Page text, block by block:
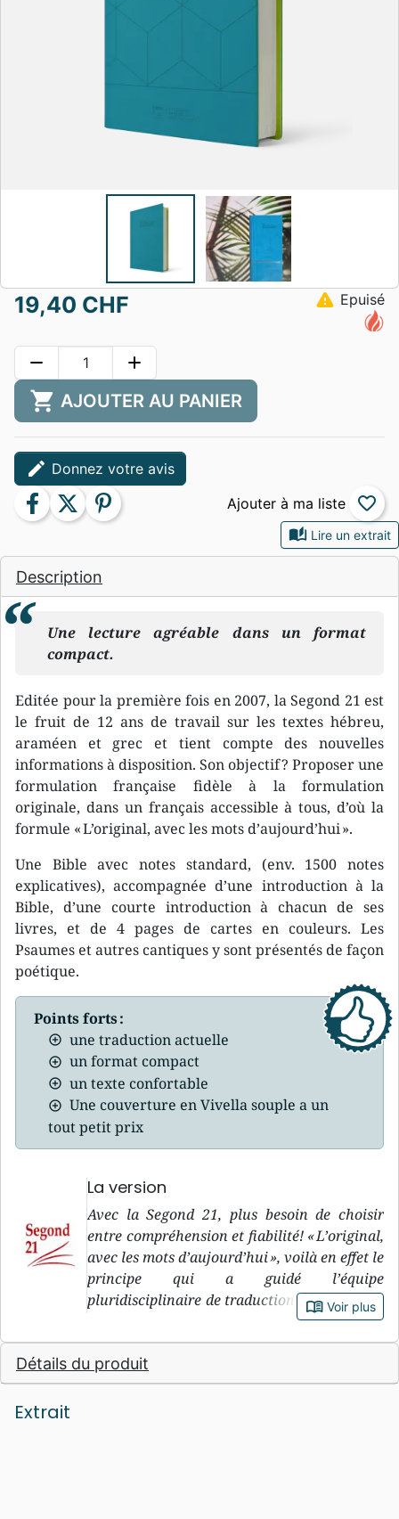
auto_stories Lire un extrait
Description
Une lecture agréable dans un format
compact.
Editée pour la première fois en 2007, la Segond 21 est
le fruit de 12 ans de travail sur les textes hébreu,
araméen et grec et tient compte des nouvelles
informations à disposition. Son objectif ? Proposer une
formulation française fidèle à la formulation
originale, dans un français accessible à tous, d’où la
formule « L’original, avec les mots d’aujourd’hui ».
Une Bible avec notes standard, (env. 1500 notes
explicatives), accompagnée d’une introduction à la
Bible, d’une courte introduction à chacun de ses
livres, et de 4 pages de cartes en couleurs. Les
Psaumes et autres cantiques y sont présentés de façon
poétique.
Points forts :
une traduction actuelle
un format compact
un texte confortable
Une couverture en Vivella souple a un
tout petit prix
La version
Avec la Segond 21, plus besoin de choisir
entre compréhension et fiabilité! « L’original,
avec les mots d’aujourd’hui », voilà en effet le
principe qui a guidé l’équipe
pluridisciplinaire de traduction de la version
Segond 21, pendant sa douzaine d’années de
travail. « L’original » : le premier objectif de
la Segond 21, c’est de rester le plus fidèle
possible à ce que dit le texte biblique dans les
book_open Voir plus
Détails du produit
Extrait
19,40 CHF warning Epuisé
remove add
shopping_cart AJOUTER AU PANIER
edit Donnez votre avis
facebook twitter pinterest favorite_border